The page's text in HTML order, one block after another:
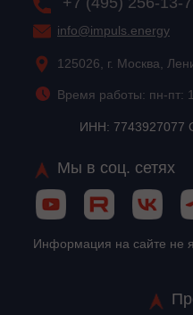
info@impuls.energy
125026, г. Москва,
Время работы: пн-пт:
ИНН: 7743927077
Мы в соц. сетях
Информация на сайте не